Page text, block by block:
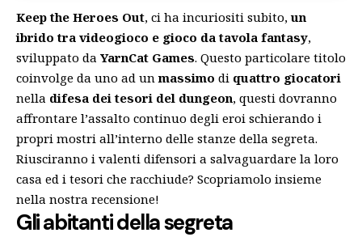
Keep the Heroes Out, ci ha incuriositi subito, un
ibrido tra videogioco e gioco da tavola fantasy,
sviluppato da YarnCat Games. Questo particolare titolo
coinvolge da uno ad unmassimo di quattro giocatori
nella difesa dei tesori del dungeon, questi dovranno
affrontare l’assalto continuo degli eroi schierando i
propri mostri all’interno delle stanze della segreta.
Riusciranno i valenti difensori a salvaguardare la loro
casa ed i tesori che racchiude? Scopriamolo insieme
nella nostra recensione!
Gli abitanti della segreta